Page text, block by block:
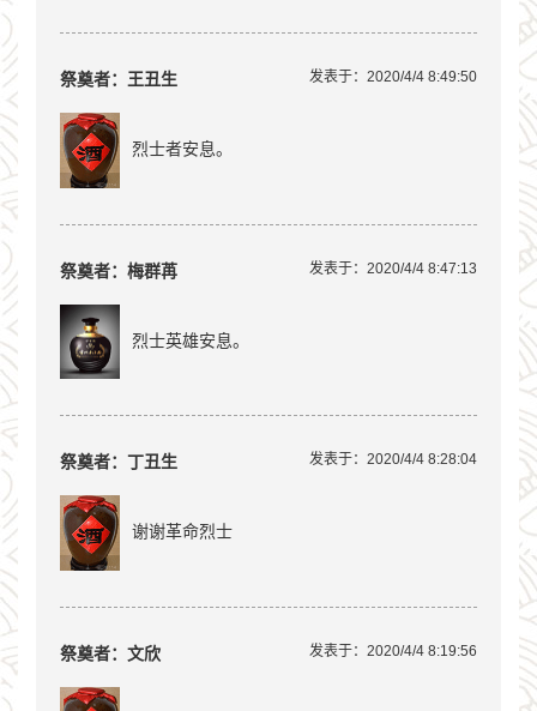
祭奠者：王丑生 发表于：2020/4/4 8:49:50
烈士者安息。
祭奠者：梅群苒 发表于：2020/4/4 8:47:13
烈士英雄安息。
祭奠者：丁丑生 发表于：2020/4/4 8:28:04
谢谢革命烈士
祭奠者：文欣 发表于：2020/4/4 8:19:56